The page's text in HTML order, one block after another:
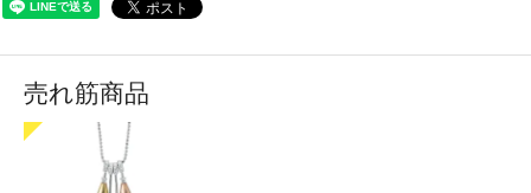
売れ筋商品